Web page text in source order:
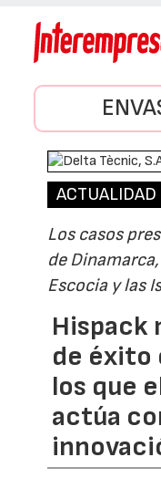
ACTUALIDAD
Los casos
de
Escocia y las
Hispack
de éxito
los que
actúa